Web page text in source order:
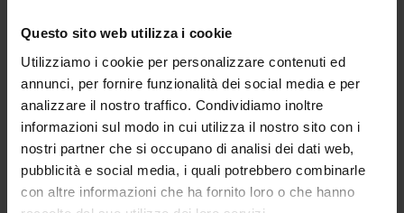
Questo sito web utilizza i cookie
Utilizziamo i cookie per personalizzare contenuti ed
annunci, per fornire funzionalità dei social media e per
analizzare il nostro traffico. Condividiamo inoltre
informazioni sul modo in cui utilizza il nostro sito con i
nostri partner che si occupano di analisi dei dati web,
pubblicità e social media, i quali potrebbero combinarle
con altre informazioni che ha fornito loro o che hanno
possono:
conoscere e ascoltare chi lavora ogni giorno nelle
imprese;
riflettere sulle proprie competenze e sul loro valore nel
contesto professionale;
confrontarsi con coetanei e professionisti che hanno già
affrontato scelte formative e lavorative;
scoprire come trasformare interessi e capacità in
opportunità concrete.